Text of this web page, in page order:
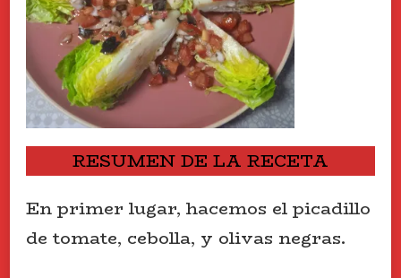
RESUMEN DE LA RECETA
En primer lugar, hacemos el picadillo
de tomate, cebolla, y olivas negras.